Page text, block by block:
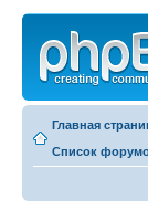
Главная
Список